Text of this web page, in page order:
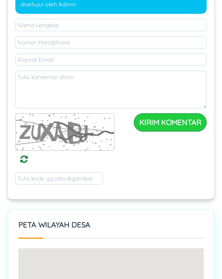
disetujui oleh Admin
KIRIM KOMENTAR
PETA WILAYAH DESA